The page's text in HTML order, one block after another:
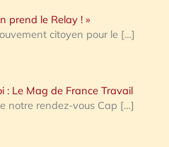
prend le Relay ! »
citoyen pour le […]
: Le Mag de France Travail
notre rendez-vous Cap […]